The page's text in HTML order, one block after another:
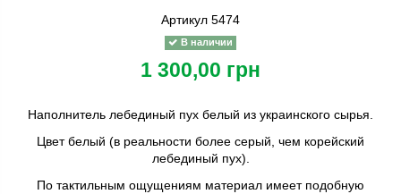
Артикул 5474
В наличии
1 300,00 грн
Наполнитель лебединый пух белый из украинского сырья.
Цвет белый (в реальности более серый, чем корейский
лебединый пух).
По тактильным ощущениям материал имеет подобную